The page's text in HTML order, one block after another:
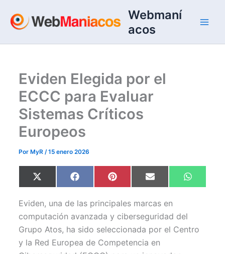
contenido
Webmaní
acos
Eviden Elegida por el
ECCC para Evaluar
Sistemas Críticos
Europeos
Por MyR/15 enero 2026
Compartir
en
X
(
w
i
t
t
e
)
Compartir
en
F
a
e
b
o
o
k
Compartir
en
P
i
t
e
r
e
s
Compartir
en
E
m
i
l
en
W
h
p
Eviden, una de las principales marcas en
computación avanzada y ciberseguridad del
Grupo Atos, ha sido seleccionada por el Centro
y la Red Europea de Competencia en